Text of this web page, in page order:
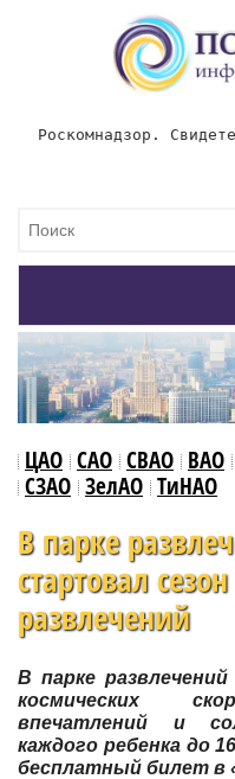
Роскомнадзор.
ЦАО САО СВАО ВАО
СЗАО ЗелАО ТиНАО
В парке
стартовал
развлечений
В парке развлечений
космических
впечатлений и
каждого ребенка до
бесплатный билет в